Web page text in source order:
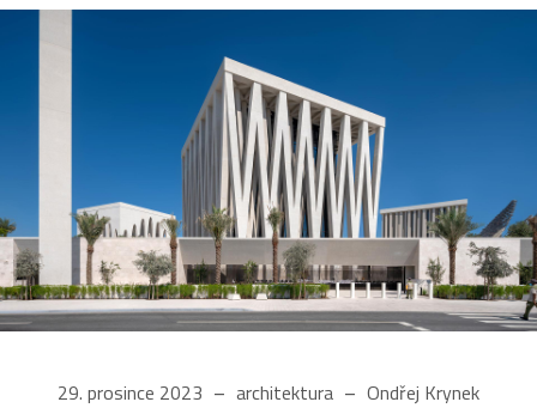
29. prosince 2023 architektura Ondřej Krynek